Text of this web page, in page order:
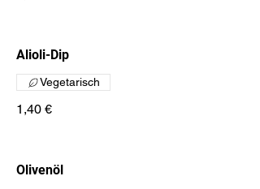
Alioli-Dip
1,40 €
Vegetarisch
Olivenöl